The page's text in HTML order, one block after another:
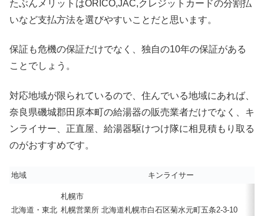
たぶんメリットはORICO,JAC,クレジットカードの分割払
いなど支払方法を選びやすいことだと思います。
保証も危機の保証だけでなく、独自の10年の保証がある
ことでしょう。
対応地域が限られているので、住んでいる地域にあれば、
奈良県磯城郡田原本町の給湯器の販売業者だけでなく、キ
ンライサー、正直屋、給湯器駆けつけ隊に相見積もり取る
のがおすすめです。
地域 キンライサー
北海道・東北
札幌市
札幌営業所 北海道札幌市白石区菊水元町五条2-3-10